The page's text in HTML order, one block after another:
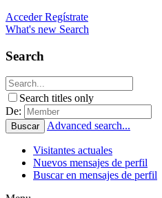
Acceder Regístrate
What's new Search
Search
Search titles only
De:
Buscar Advanced search...
Visitantes actuales
Nuevos mensajes de perfil
Buscar en mensajes de perfil